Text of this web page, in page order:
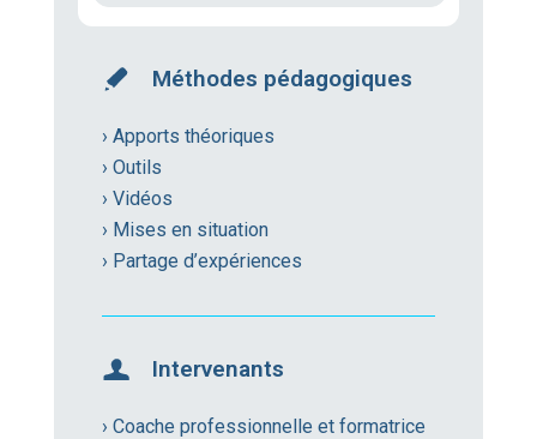
Méthodes pédagogiques
› Apports théoriques
› Outils
› Vidéos
› Mises en situation
› Partage d’expériences
Intervenants
› Coache professionnelle et formatrice